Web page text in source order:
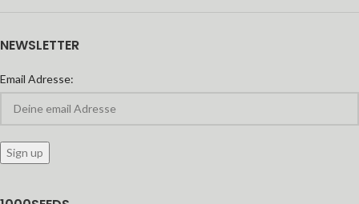
NEWSLETTER
Email Adresse: